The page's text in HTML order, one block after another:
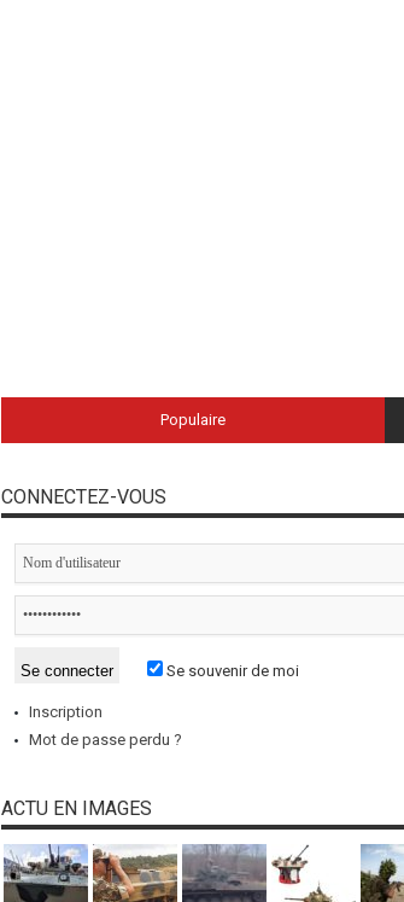
Populaire
CONNECTEZ-VOUS
Se souvenir de moi
Inscription
Mot de passe perdu ?
ACTU EN IMAGES